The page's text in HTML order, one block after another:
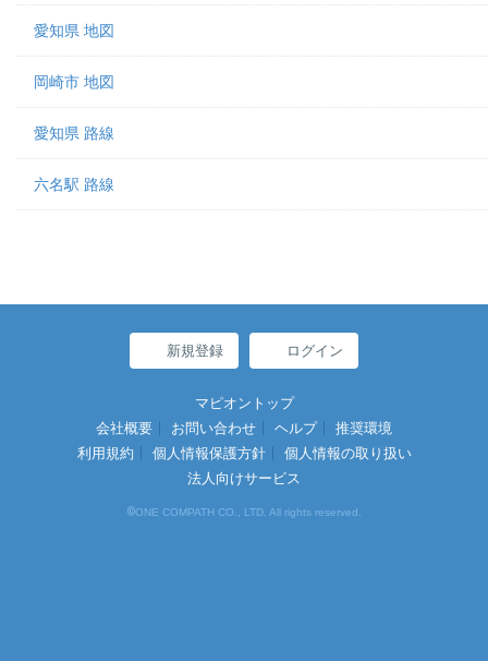
愛知県 地図
岡崎市 地図
愛知県 路線
六名駅 路線
新規登録 ログイン
マピオントップ
会社概要
お問い合わせ ヘルプ
推奨環境
利用規約
個人情報保護方針
個人情報の取り扱い
法人向けサービス
©ONE COMPATH CO., LTD. All rights reserved.